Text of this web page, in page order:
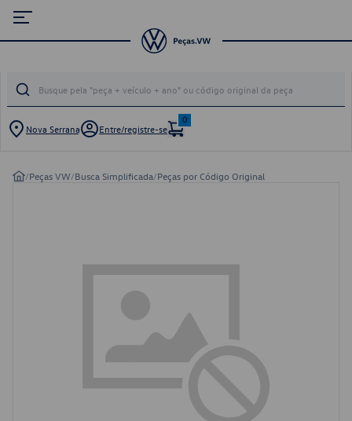
Nova Serrana Entre/registre-se
0
/Peças VW/Busca Simplificada/Peças por Código Original